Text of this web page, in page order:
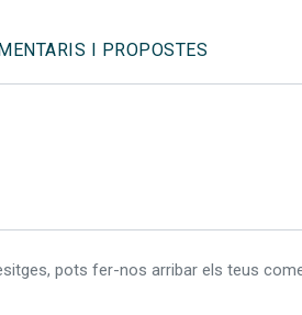
I PROPOSTES
pots fer-nos arribar els teus